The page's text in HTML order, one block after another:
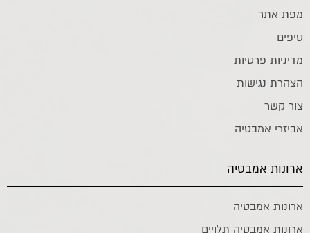
מפת אתר
טיפים
מדיניות פרטיות
הצהרת נגישות
צור קשר
אביזרי אמבטיה
ארונות אמבטיה
ארונות אמבטיה
ארונות אמבטיה תלויים